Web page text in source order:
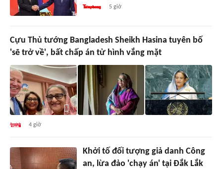
5 giờ
Cựu Thủ tướng Bangladesh Sheikh Hasina tuyên bố
'sẽ trở về', bất chấp án tử hình vắng mặt
4 giờ
Khởi tố đối tượng giả danh Công
an, lừa đảo 'chạy án' tại Đắk Lắk